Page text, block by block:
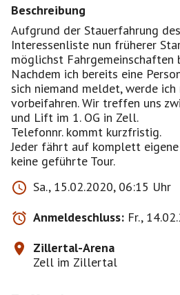
Beschreibung
Aufgrund der Stauerfahrung
Interessenliste nun früherer
möglichst Fahrgemeinschaften
Nachdem ich bereits eine
sich niemand meldet, werde ich
vorbeifahren. Wir treffen uns
und Lift im 1. OG in Zell.
Telefonnr. kommt kurzfristig.
Jeder fährt auf komplett
keine geführte Tour.
Sa., 15.02.2020, 06:15 Uhr
Anmeldeschluss: Fr.,
Zillertal-Arena
Zell im Zillertal